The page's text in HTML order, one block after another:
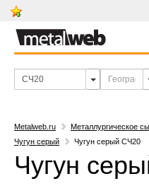
Metalweb.ru Металлургическое
Чугун серый
Чугун серый СЧ20
Чугун